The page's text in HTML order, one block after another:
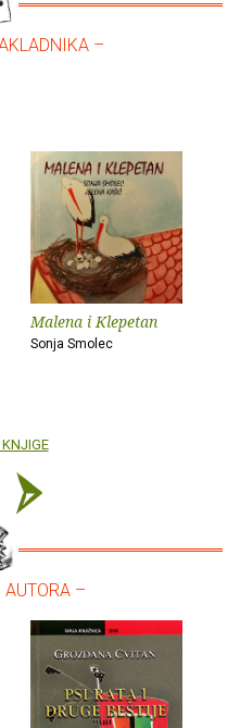
–
Malena i Klepetan
Sonja Smolec
AUTORA –